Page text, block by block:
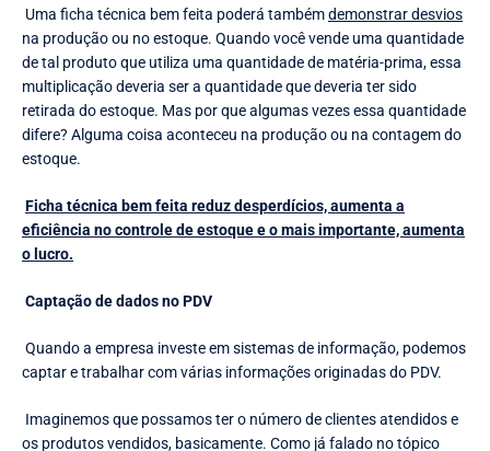
Uma ficha técnica bem feita poderá tambémdemonstrar desvios
na produção ou no estoque. Quando você vende uma quantidade
de tal produto que utiliza uma quantidade de matéria-prima, essa
multiplicação deveria ser a quantidade que deveria ter sido
retirada do estoque. Mas por que algumas vezes essa quantidade
difere? Alguma coisa aconteceu na produção ou na contagem do
estoque.
Ficha técnica bem feita reduz desperdícios, aumenta a
eficiência no controle de estoque e o mais importante, aumenta
o lucro.
Captação de dados no PDV
Quando a empresa investe em sistemas de informação, podemos
captar e trabalhar com várias informações originadas do PDV.
Imaginemos que possamos ter o número de clientes atendidos e
os produtos vendidos, basicamente. Como já falado no tópico